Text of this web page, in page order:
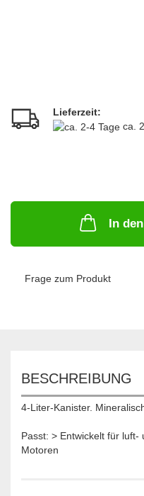
Lieferzeit:
ca.
In
Frage zum Produkt
BESCHREIBUNG
4-Liter-Kanister.
Passt: > Entwickelt für
Motoren